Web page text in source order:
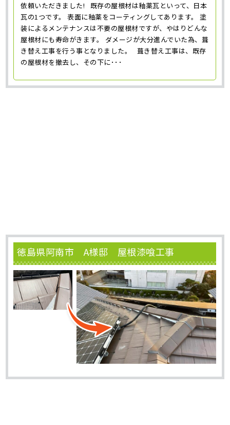
依頼いただきました! 既存の屋根材は釉薬瓦といって、日本
瓦の1つです。 表面に釉薬をコーティングしてあります。 塗
装によるメンテナンスは不要の屋根材ですが、やはりどんな
屋根材にも寿命がきます。 ダメージが大分進んでいた為、葺
き替え工事を行う事となりました。 葺き替え工事は、既存
の屋根材を撤去し、その下に･･･
徳島県阿南市 A様邸 屋根漆喰工事